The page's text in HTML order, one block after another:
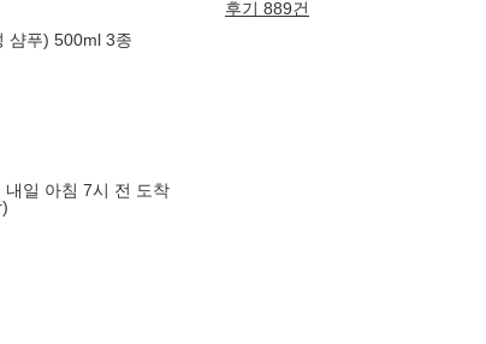
후기 889건
샴푸) 500ml 3종
일 아침 7시 전 도착